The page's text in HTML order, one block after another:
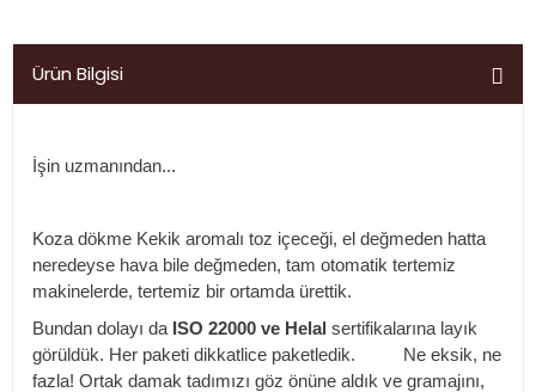
Ürün Bilgisi
İşin uzmanından...
Koza dökme Kekik aromalı toz içeceği, el değmeden hatta
neredeyse hava bile değmeden, tam otomatik tertemiz
makinelerde, tertemiz bir ortamda ürettik.
Bundan dolayı da ISO 22000 ve Helal sertifikalarına layık
görüldük. Her paketi dikkatlice paketledik. Ne eksik, ne
fazla! Ortak damak tadımızı göz önüne aldık ve gramajını,